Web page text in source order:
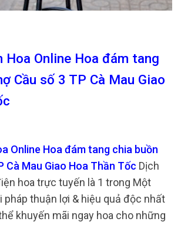
Hoa Online Hoa đám tang
Cầu số 3 TP Cà Mau Giao
Online Hoa đám tang chia buồn
Cà Mau Giao Hoa Thần Tốc Dịch
hoa trực tuyến là 1 trong Một
pháp thuận lợi & hiệu quả độc nhất
khuyến mãi ngay hoa cho những